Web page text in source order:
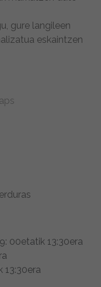
gure langileen
eskaintzen
00etatik 13:30era
13:30era